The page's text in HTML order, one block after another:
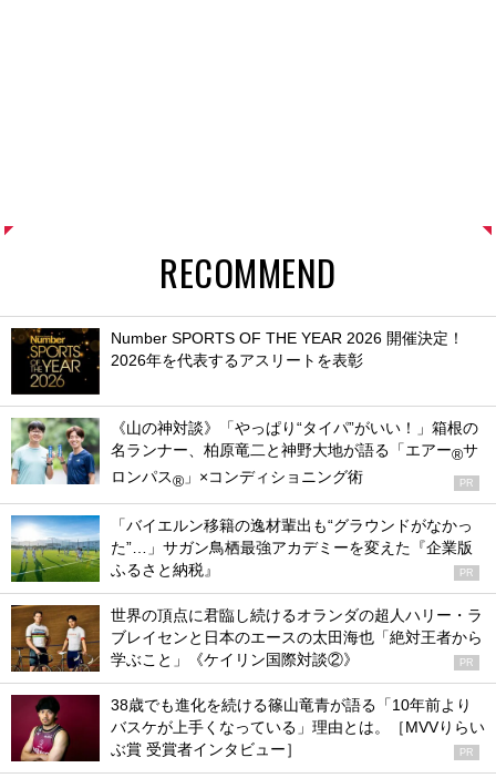
RECOMMEND
Number SPORTS OF THE YEAR 2026 開催決定！
2026年を代表するアスリートを表彰
《山の神対談》「やっぱり“タイパ”がいい！」箱根の
名ランナー、柏原竜二と神野大地が語る「エアー®サ
ロンパス® 」×コンディショニング術 PR
「バイエルン移籍の逸材輩出も“グラウンドがなかっ
た”…」サガン鳥栖最強アカデミーを変えた『企業版
ふるさと納税』
PR
世界の頂点に君臨し続けるオランダの超人ハリー・ラ
ブレイセンと日本のエースの太田海也「絶対王者から
学ぶこと」《ケイリン国際対談②》
PR
38歳でも進化を続ける篠山竜青が語る「10年前より
バスケが上手くなっている」理由とは。［MVVりらい
ぶ賞 受賞者インタビュー］
PR